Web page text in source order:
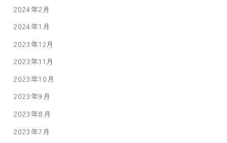
2024年2月
2024年1月
2023年12月
2023年11月
2023年10月
2023年9月
2023年8月
2023年7月